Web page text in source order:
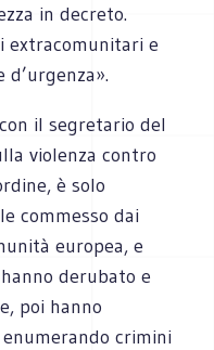
in decreto.
extracomunitari e
il segretario del
violenza contro
è solo
commesso dai
europea, e
derubato e
poi hanno
crimini